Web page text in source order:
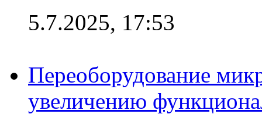
5.7.2025, 17:53
Переоборудование
увеличению